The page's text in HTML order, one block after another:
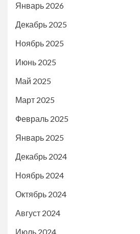
Январь 2026
Декабрь 2025
Ноябрь 2025
Июнь 2025
Май 2025
Март 2025
Февраль 2025
Январь 2025
Декабрь 2024
Ноябрь 2024
Октябрь 2024
Август 2024
Июль 2024